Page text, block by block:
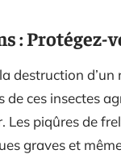
: Protégez-
destruction
de ces insectes
Les piqûres de
graves et